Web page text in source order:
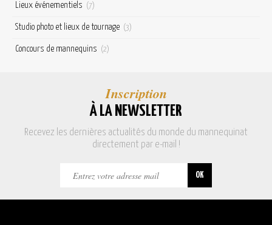
Lieux événementiels (7)
Studio photo et lieux de tournage (3)
Concours de mannequins (2)
Inscription
À LA NEWSLETTER
Recevez les dernières actualités du monde du mannequinat
directement par e-mail !